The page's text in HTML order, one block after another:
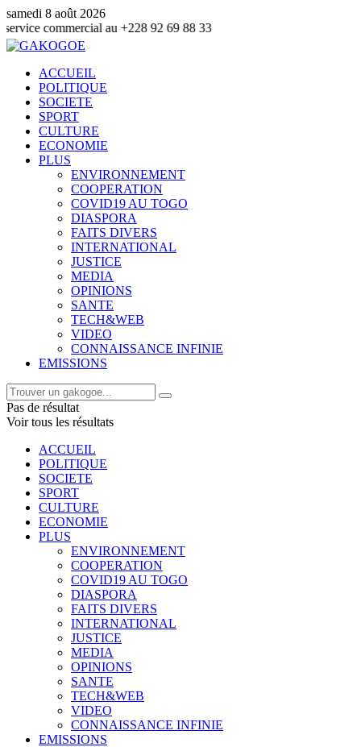
samedi 8 août 2026
au +228 92 69 88 33
ACCUEIL
POLITIQUE
SOCIETE
SPORT
CULTURE
ECONOMIE
PLUS
ENVIRONNEMENT
COOPERATION
COVID19 AU TOGO
DIASPORA
FAITS DIVERS
INTERNATIONAL
JUSTICE
MEDIA
OPINIONS
SANTE
TECH&WEB
VIDEO
CONNAISSANCE INFINIE
EMISSIONS
Pas de résultat
Voir tous les résultats
ACCUEIL
POLITIQUE
SOCIETE
SPORT
CULTURE
ECONOMIE
PLUS
ENVIRONNEMENT
COOPERATION
COVID19 AU TOGO
DIASPORA
FAITS DIVERS
INTERNATIONAL
JUSTICE
MEDIA
OPINIONS
SANTE
TECH&WEB
VIDEO
CONNAISSANCE INFINIE
EMISSIONS